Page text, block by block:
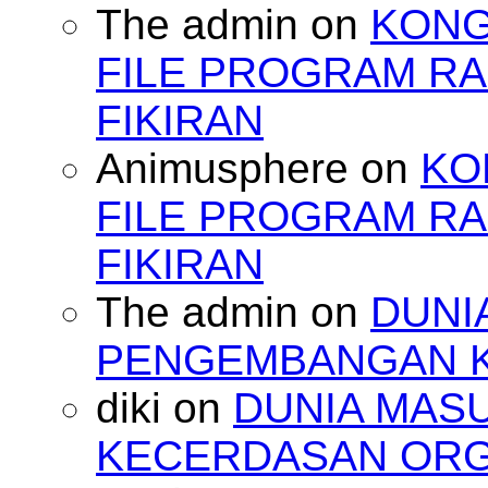
The admin on
FILE PROGRAM
FIKIRAN
Animusphere on
FILE PROGRAM
FIKIRAN
The admin on
PENGEMBANGAN
diki on DUNIA
KECERDASAN